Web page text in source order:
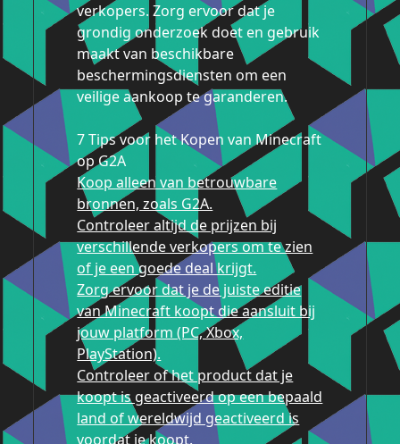
verkopers. Zorg ervoor dat je
grondig onderzoek doet en gebruik
maakt van beschikbare
beschermingsdiensten om een
veilige aankoop te garanderen.
7 Tips voor het Kopen van Minecraft
op G2A
Koop alleen van betrouwbare
bronnen, zoals G2A.
Controleer altijd de prijzen bij
verschillende verkopers om te zien
of je een goede deal krijgt.
Zorg ervoor dat je de juiste editie
van Minecraft koopt die aansluit bij
jouw platform (PC, Xbox,
PlayStation).
Controleer of het product dat je
koopt is geactiveerd op een bepaald
land of wereldwijd geactiveerd is
voordat je koopt.